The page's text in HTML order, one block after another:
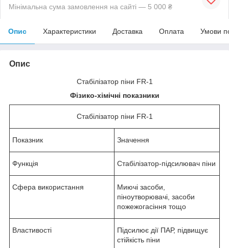
Мінімальна сума замовлення на сайті — 5 000 ₴
Опис Характеристики Доставка Оплата Умови
Опис
Стабілізатор піни FR-1
Фізико-хімічні показники
Стабілізатор піни FR-1
Показник Значення
Функція Стабілізатор-підсилювач піни
Сфера використання
Миючі засоби,
піноутворювачі, засоби
пожежогасіння тощо
Властивості
Підсилює дії ПАР, підвищує
стійкість піни